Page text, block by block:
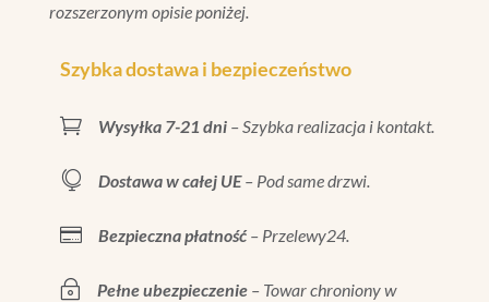
rozszerzonym opisie poniżej.
Szybka dostawa i bezpieczeństwo
 Wysyłka 7-21 dni– Szybka realizacja i kontakt.
 Dostawa w całej UE– Pod same drzwi.
 Bezpieczna płatność– Przelewy24.
~ Pełne ubezpieczenie– Towar chroniony w